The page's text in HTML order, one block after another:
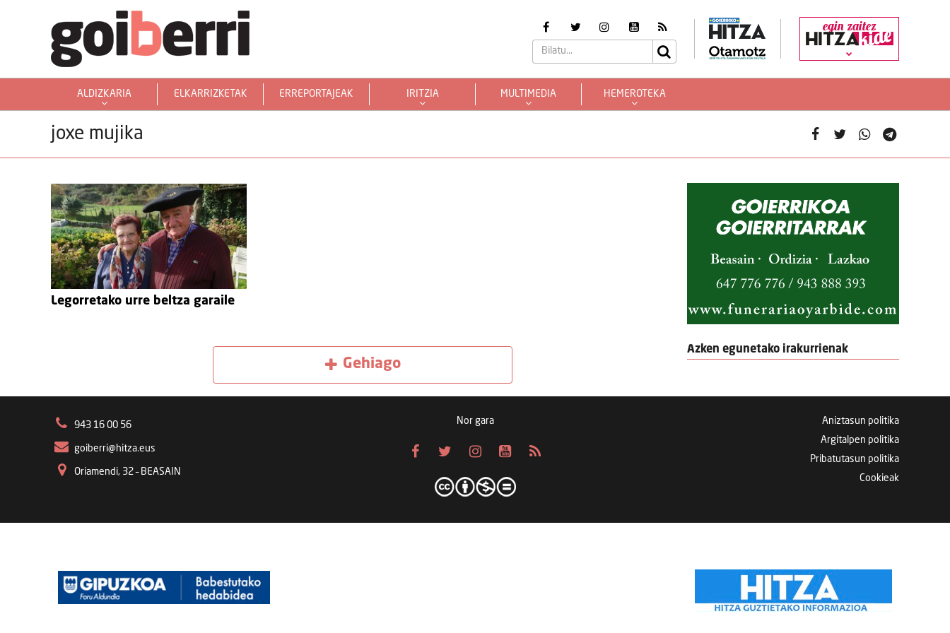
egin zaitez
ALDIZKARIA ELKARRIZKETAK ERREPORTAJEAK IRITZIA MULTIMEDIA HEMEROTEKA
joxe mujika
Legorretako urre beltza garaile
Gehiago
Azken egunetako irakurrienak
943 16 00 56
goiberri@hitza.eus
Oriamendi, 32 – BEASAIN
Nor gara
Aniztasun politika
Argitalpen politika
Pribatutasun politika
Cookieak